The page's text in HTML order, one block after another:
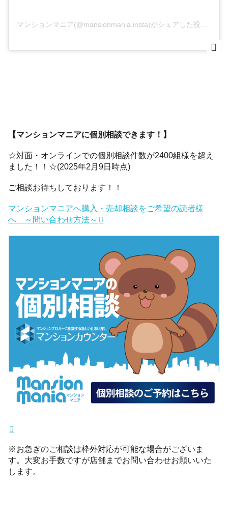
【マンションマニアに個別相談できます！】
☆対面・オンラインでの個別相談件数が2400組様を超え
ました！！☆(2025年2月9日時点)
ご相談お待ちしております！！
マンションマニアへ購入・売却相談をご希望の読者様
へ ～問い合わせ方法～
※お急ぎのご相談は枠外対応が可能な場合がございま
す。大変お手数ですが店舗までお問い合わせお願いいた
します。